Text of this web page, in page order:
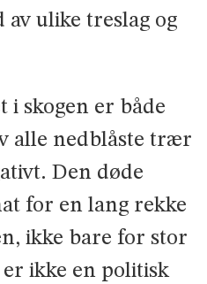
av ulike treslag og
i skogen er både
alle nedblåste trær
Den døde
for en lang rekke
ikke bare for stor
ikke en politisk